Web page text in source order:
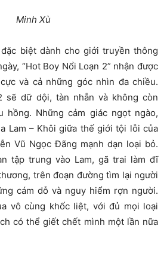
Minh Xù
biệt dành cho giới truyền thông
“Hot Boy Nổi Loạn 2” nhận được
và cả những góc nhìn đa chiều.
sẽ dữ dội, tàn nhẫn và không còn
hồng. Những cảm giác ngọt ngào,
Lam – Khôi giữa thế giới tội lỗi của
Vũ Ngọc Đãng mạnh dạn loại bỏ.
tập trung vào Lam, gã trai làm đĩ
trên đoạn đường tìm lại người
cám dỗ và nguy hiểm rợn người.
vô cùng khốc liệt, với đủ mọi loại
có thể giết chết mình một lần nữa